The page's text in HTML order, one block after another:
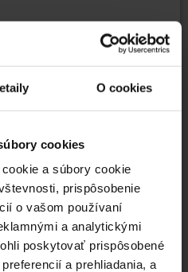
O cookies
cookies
a súbory cookie
prispôsobenie
o vašom používaní
a analytickými
poskytovať prispôsobené
a prehliadania, a
Kramáre je štátne
pre tých, ktorí navštívia
a pohodlné
svoje auto s
K dispozícii
Zariadenia na tomto
prevádzku a
kvalitným kamerovým